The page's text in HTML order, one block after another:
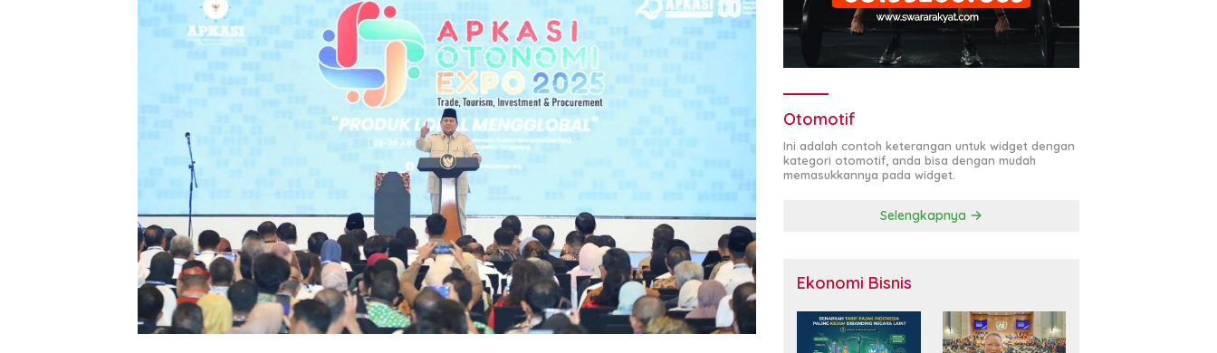
Otomotif
Ini adalah contoh keterangan untuk widget dengan
kategori otomotif, anda bisa dengan mudah
memasukkannya pada widget.
Selengkapnya
Ekonomi Bisnis